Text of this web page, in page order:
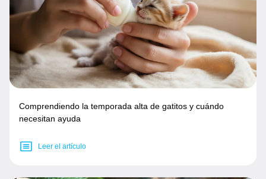
Comprendiendo la temporada alta de gatitos y cuándo
necesitan ayuda
Leer el artículo